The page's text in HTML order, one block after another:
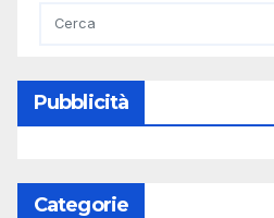
Pubblicità
Categorie